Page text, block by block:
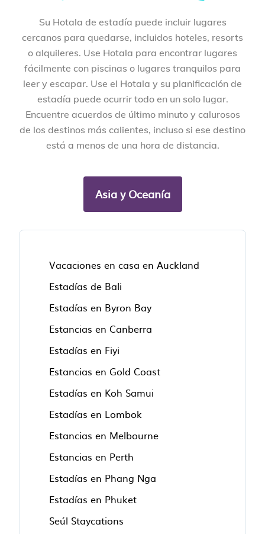
Su Hotala de estadía puede incluir lugares
cercanos para quedarse, incluidos hoteles, resorts
o alquileres. Use Hotala para encontrar lugares
fácilmente con piscinas o lugares tranquilos para
leer y escapar. Use el Hotala y su planificación de
estadía puede ocurrir todo en un solo lugar.
Encuentre acuerdos de último minuto y calurosos
de los destinos más calientes, incluso si ese destino
está a menos de una hora de distancia.
Asia y Oceanía
Vacaciones en casa en Auckland
Estadías de Bali
Estadías en Byron Bay
Estancias en Canberra
Estadías en Fiyi
Estancias en Gold Coast
Estadías en Koh Samui
Estadías en Lombok
Estancias en Melbourne
Estancias en Perth
Estadías en Phang Nga
Estadías en Phuket
Seúl Staycations